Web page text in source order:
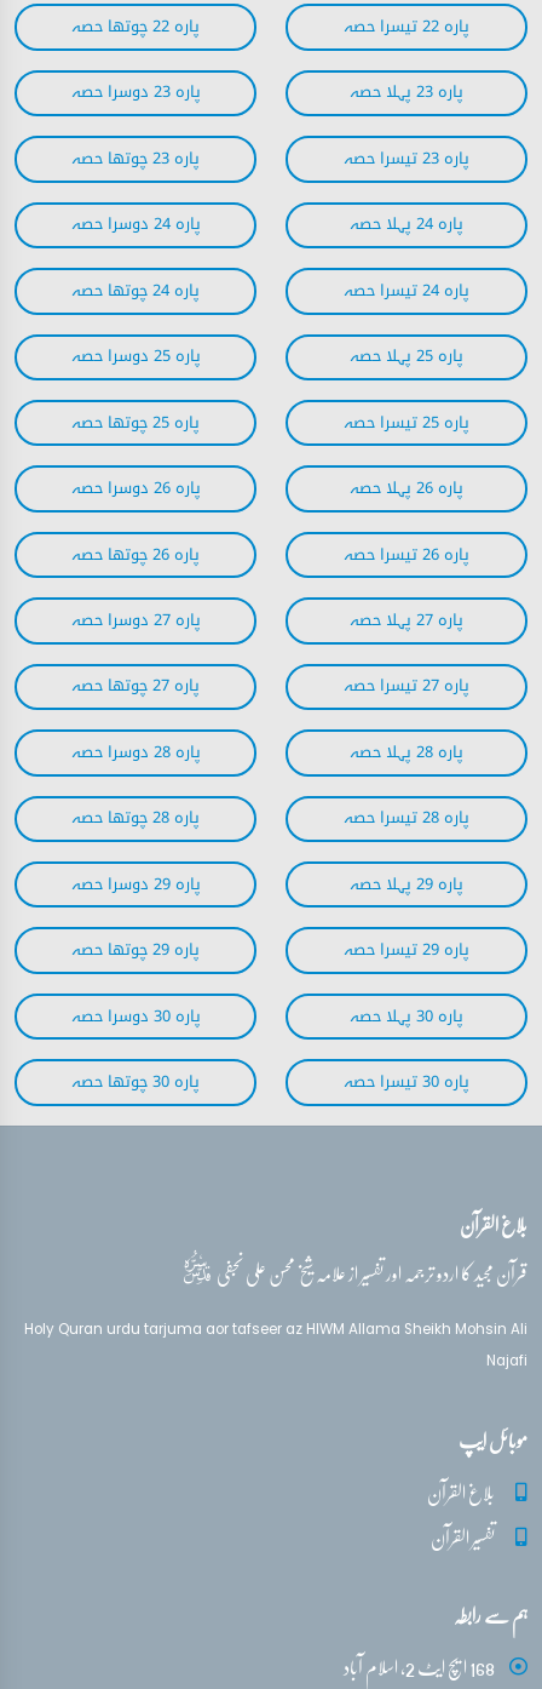
پارہ 22 تیسرا حصہ پارہ 22 چوتھا حصہ
پارہ 23 پہلا حصہ پارہ 23 دوسرا حصہ
پارہ 23 تیسرا حصہ پارہ 23 چوتھا حصہ
پارہ 24 پہلا حصہ پارہ 24 دوسرا حصہ
پارہ 24 تیسرا حصہ پارہ 24 چوتھا حصہ
پارہ 25 پہلا حصہ پارہ 25 دوسرا حصہ
پارہ 25 تیسرا حصہ پارہ 25 چوتھا حصہ
پارہ 26 پہلا حصہ پارہ 26 دوسرا حصہ
پارہ 26 تیسرا حصہ پارہ 26 چوتھا حصہ
پارہ 27 پہلا حصہ پارہ 27 دوسرا حصہ
پارہ 27 تیسرا حصہ پارہ 27 چوتھا حصہ
پارہ 28 پہلا حصہ پارہ 28 دوسرا حصہ
پارہ 28 تیسرا حصہ پارہ 28 چوتھا حصہ
پارہ 29 پہلا حصہ پارہ 29 دوسرا حصہ
پارہ 29 تیسرا حصہ پارہ 29 چوتھا حصہ
پارہ 30 پہلا حصہ پارہ 30 دوسرا حصہ
پارہ 30 تیسرا حصہ پارہ 30 چوتھا حصہ
بلاغ القرآن
قرآن مجید کا اردو ترجمہ اور تفسیر از علامہ شیخ محسن علی نجفیقدس‌سره
Holy Quran urdu tarjuma aor tafseer az HIWM Allama Sheikh Mohsin Ali
Najafi
موبائل ایپ
بلاغ القرآن
تفسیر القرآن
ہم سے رابطہ
168 ایچ ایٹ 2، اسلام آباد